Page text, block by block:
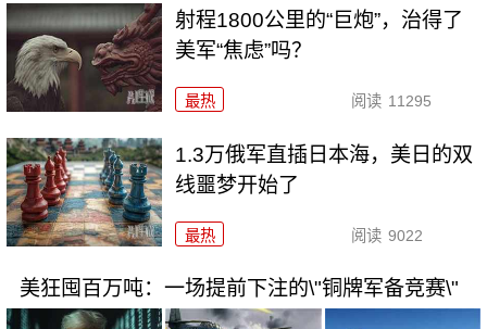
射程1800公里的“巨炮”，治得了
美军“焦虑”吗？
最热 阅读 11295
1.3万俄军直插日本海，美日的双
线噩梦开始了
最热 阅读 9022
美狂囤百万吨：一场提前下注的\"铜牌军备竞赛\"